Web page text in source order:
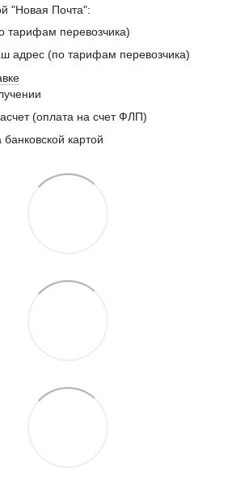
"Новая Почта":
тарифам перевозчика)
адрес (по тарифам перевозчика)
(оплата на счет ФЛП)
картой